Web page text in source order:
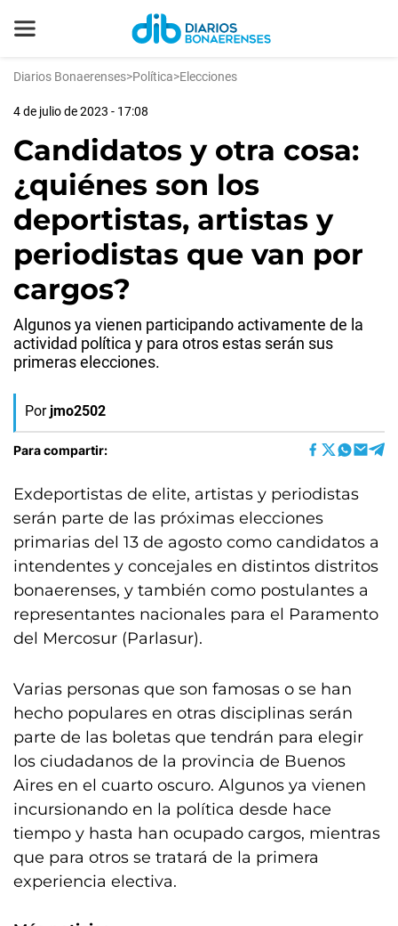
Diarios Bonaerenses>Política>Elecciones
4 de julio de 2023 - 17:08
Candidatos y otra cosa:
¿quiénes son los
deportistas, artistas y
periodistas que van por
cargos?
Algunos ya vienen participando activamente de la
actividad política y para otros estas serán sus
primeras elecciones.
Por jmo2502
Para compartir:
Exdeportistas de elite, artistas y periodistas
serán parte de las próximas elecciones
primarias del 13 de agosto como candidatos a
intendentes y concejales en distintos distritos
bonaerenses, y también como postulantes a
representantes nacionales para el Paramento
del Mercosur (Parlasur).
Varias personas que son famosas o se han
hecho populares en otras disciplinas serán
parte de las boletas que tendrán para elegir
los ciudadanos de la provincia de Buenos
Aires en el cuarto oscuro. Algunos ya vienen
incursionando en la política desde hace
tiempo y hasta han ocupado cargos, mientras
que para otros se tratará de la primera
experiencia electiva.